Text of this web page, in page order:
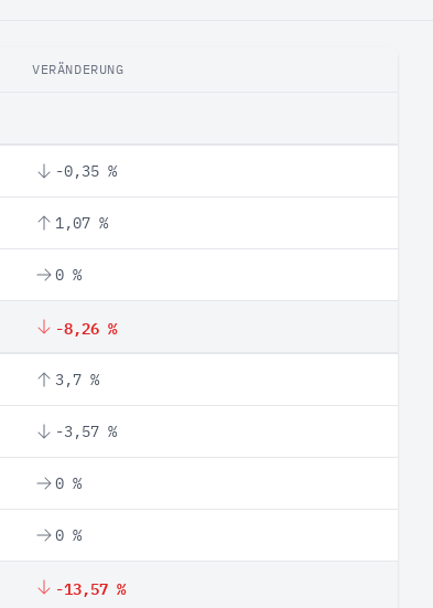
VERÄNDERUNG
-0,35 %
1,07 %
0 %
-8,26 %
3,7 %
-3,57 %
0 %
0 %
-13,57 %